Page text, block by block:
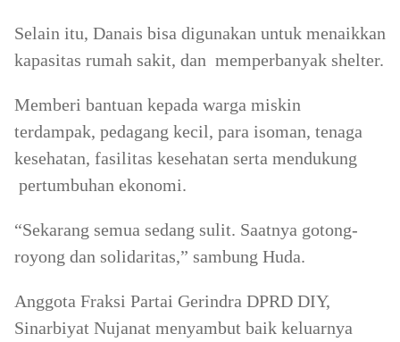
Selain itu, Danais bisa digunakan untuk menaikkan
kapasitas rumah sakit, dan memperbanyak shelter.
Memberi bantuan kepada warga miskin
terdampak, pedagang kecil, para isoman, tenaga
kesehatan, fasilitas kesehatan serta mendukung
pertumbuhan ekonomi.
“Sekarang semua sedang sulit. Saatnya gotong-
royong dan solidaritas,” sambung Huda.
Anggota Fraksi Partai Gerindra DPRD DIY,
Sinarbiyat Nujanat menyambut baik keluarnya